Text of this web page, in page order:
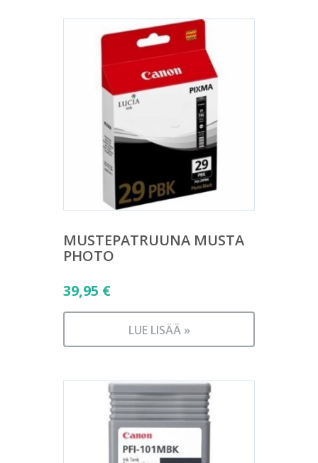
MUSTEPATRUUNA MUSTA
PHOTO
39,95 €
LUE LISÄÄ »